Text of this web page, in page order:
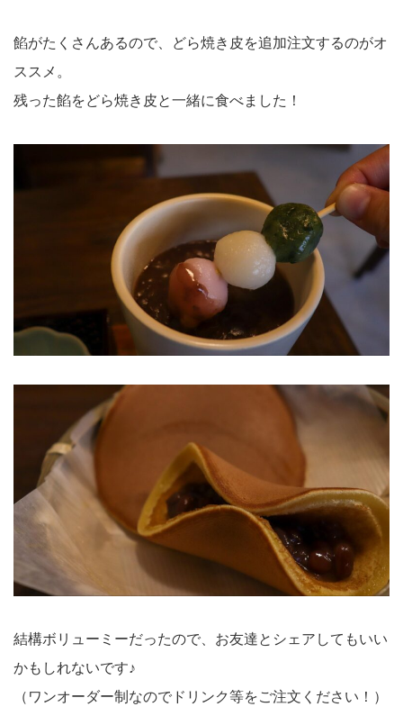
餡がたくさんあるので、どら焼き皮を追加注文するのがオ
ススメ。
残った餡をどら焼き皮と一緒に食べました！
結構ボリューミーだったので、お友達とシェアしてもいい
かもしれないです♪
（ワンオーダー制なのでドリンク等をご注文ください！）